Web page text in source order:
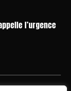
l’urgence